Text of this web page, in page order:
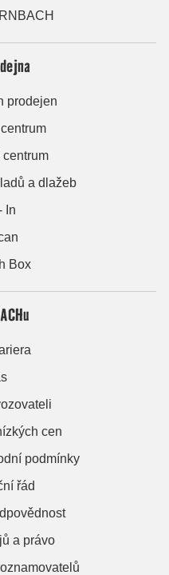
prodejen
centrum
a dlažeb
In
Box
cen
podmínky
řád
a právo